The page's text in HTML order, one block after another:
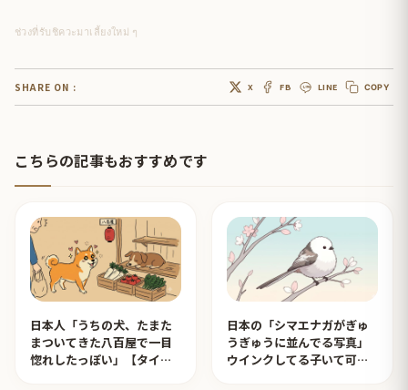
ช่วงที่รับชิควะมาเลี้ยงใหม่ ๆ
SHARE ON : X FB LINE COPY
こちらの記事もおすすめです
日本人「うちの犬、たまた
まついてきた八百屋で一目
惚れしたっぽい」【タイ人
日本の「シマエナガがぎゅ
うぎゅうに並んでる写真」
ウインクしてる子いて可愛